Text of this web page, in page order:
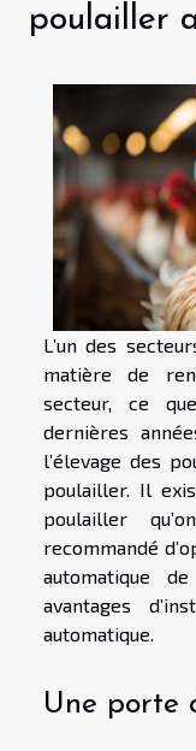
poulailler
L’un des
matière de
secteur, ce
dernières
l’élevage des
poulailler. Il
poulailler
recommandé
automatique
avantages
automatique.
Une porte